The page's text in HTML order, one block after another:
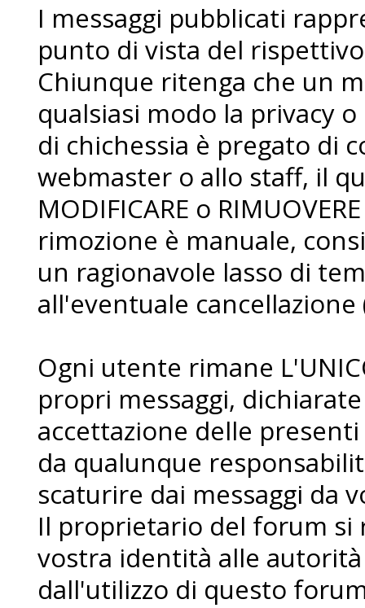
I messaggi pubblicati
punto di vista del
Chiunque ritenga che un
qualsiasi modo la privacy
di chichessia è pregato di
webmaster o allo staff, il
MODIFICARE o
rimozione è manuale,
un ragionavole lasso di
all'eventuale cancellazione
Ogni utente rimane
propri messaggi,
accettazione delle
da qualunque
scaturire dai messaggi da
Il proprietario del forum
vostra identità alle
dall'utilizzo di questo